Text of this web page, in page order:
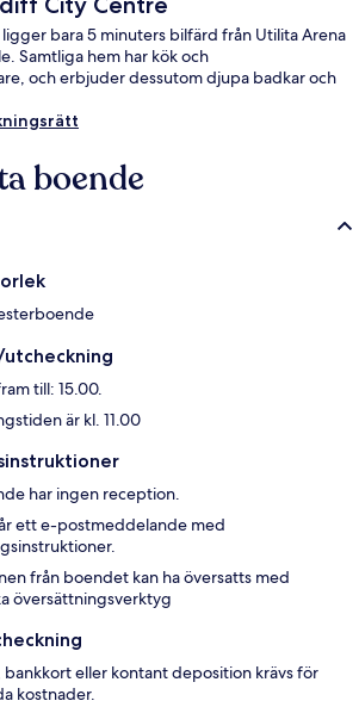
bara 5 minuters bilfärd från Utilita Arena
Samtliga hem har kök och
och erbjuder dessutom djupa badkar och
boende
till: 15.00.
är kl. 11.00
har ingen reception.
ett e-postmeddelande med
från boendet kan ha översatts med
översättningsverktyg
eller kontant deposition krävs för
kostnader.